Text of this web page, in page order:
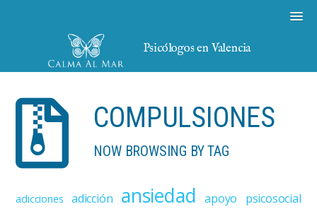
Psicólogos en Valencia
COMPULSIONES
NOW BROWSING BY TAG
adicciones adicción ansiedad apoyo psicosocial